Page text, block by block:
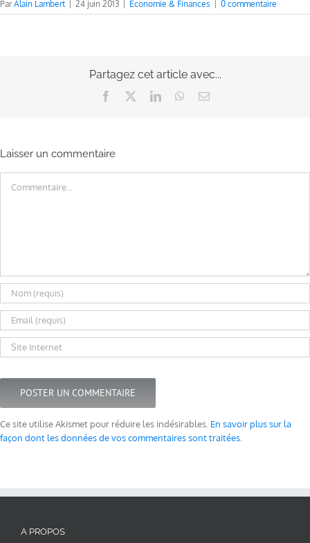
ParAlain Lambert 24 juin 2013 Economie & Finances 0 commentaire
Partagez cet article avec...
Facebook LinkedInWhatsApp
Email
Laisser un commentaire
Ce site utilise Akismet pour réduire les indésirables. En savoir plus sur la
façon dont les données de vos commentaires sont traitées
A PROPOS